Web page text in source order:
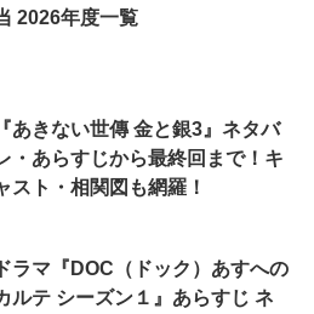
2026年度一覧
『あきない世傳 金と銀3』ネタバ
・あらすじから最終回まで！キ
スト・相関図も網羅！
ドラマ『DOC（ドック）あすへの
ルテ シーズン１』あらすじ ネ